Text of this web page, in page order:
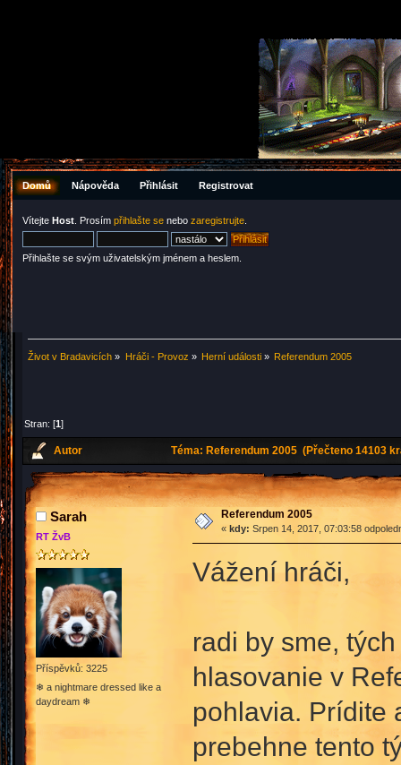
Domů Nápověda Přihlásit Registrovat
Vítejte Host . Prosím přihlašte se nebo zaregistrujte
Přihlašte se svým uživatelským jménem a heslem.
Život v Bradavicích » Hráči - Provoz » Herní události» Referendum 2005
Stran: [1]
Autor Téma: Referendum 2005 (Přečteno 14103
Sarah
RT ŽvB
Příspěvků: 3225
❄ a nightmare dressed like a
daydream ❄
Referendum 2005
« kdy: Srpen 14, 2017, 07:03:58
Vážení hráči,
radi by sme,
hlasovanie v
pohlavia. Prídite
prebehne tento